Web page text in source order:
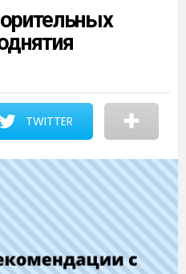
TWITTER